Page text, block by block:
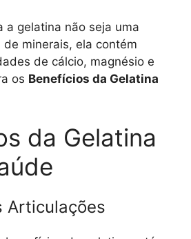
a gelatina não seja uma
minerais, ela contém
de cálcio, magnésio e
os Benefícios da Gelatina
da Gelatina
Articulações